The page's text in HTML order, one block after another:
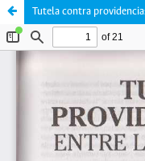
Tutela contra